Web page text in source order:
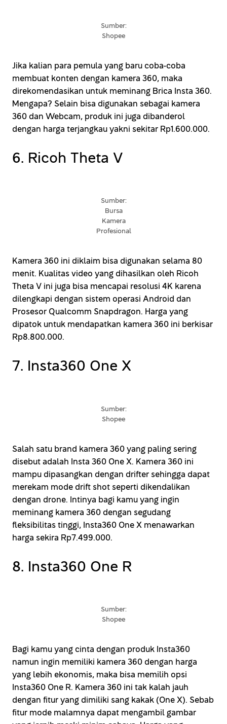
Sumber:
Shopee
Jika kalian para pemula yang baru coba-coba
membuat konten dengan kamera 360, maka
direkomendasikan untuk meminang Brica Insta 360.
Mengapa? Selain bisa digunakan sebagai kamera
360 dan Webcam, produk ini juga dibanderol
dengan harga terjangkau yakni sekitar Rp1.600.000.
6. Ricoh Theta V
Sumber:
Bursa
Kamera
Profesional
Kamera 360 ini diklaim bisa digunakan selama 80
menit. Kualitas video yang dihasilkan oleh Ricoh
Theta V ini juga bisa mencapai resolusi 4K karena
dilengkapi dengan sistem operasi Android dan
Prosesor Qualcomm Snapdragon. Harga yang
dipatok untuk mendapatkan kamera 360 ini berkisar
Rp8.800.000.
7. Insta360 One X
Sumber:
Shopee
Salah satu brand kamera 360 yang paling sering
disebut adalah Insta 360 One X. Kamera 360 ini
mampu dipasangkan dengan drifter sehingga dapat
merekam mode drift shot seperti dikendalikan
dengan drone. Intinya bagi kamu yang ingin
meminang kamera 360 dengan segudang
fleksibilitas tinggi, Insta360 One X menawarkan
harga sekira Rp7.499.000.
8. Insta360 One R
Sumber:
Shopee
Bagi kamu yang cinta dengan produk Insta360
namun ingin memiliki kamera 360 dengan harga
yang lebih ekonomis, maka bisa memilih opsi
Insta360 One R. Kamera 360 ini tak kalah jauh
dengan fitur yang dimiliki sang kakak (One X). Sebab
fitur mode malamnya dapat mengambil gambar